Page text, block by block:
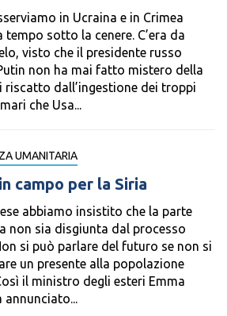
in Ucraina e in Crimea
tempo sotto la cenere. C’era da
visto che il presidente russo
non ha mai fatto mistero della
riscatto dall’ingestione dei troppi
che Usa...
UMANITARIA
campo per la Siria
abbiamo insistito che la parte
non sia disgiunta dal processo
si può parlare del futuro se non si
un presente alla popolazione
il ministro degli esteri Emma
annunciato...